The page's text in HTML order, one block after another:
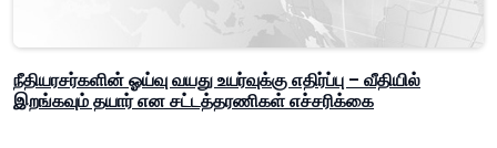
நீதியரசர்களின் ஓய்வு வயது உயர்வுக்கு எதிர்ப்பு – வீதியில்
இறங்கவும் தயார் என சட்டத்தரணிகள் எச்சரிக்கை